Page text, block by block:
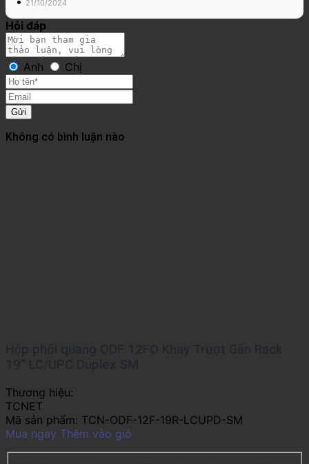
21/10/2024
Hỏi đáp
Anh Chị
Gửi
Không có bình luận nào
Thương hiệu:
TCNET
Mã sản phẩm: TCN-ODF-12F-19R-LCUPD-SM
Mua ngay Thêm vào giỏ